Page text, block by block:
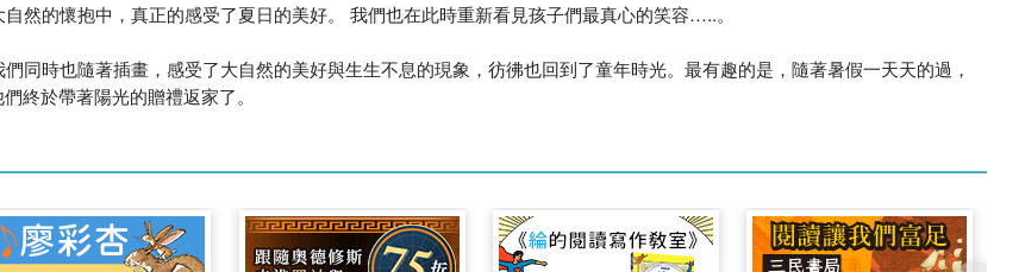
然的懷抱中，真正的感受了夏日的美好。 我們也在此時重新看見孩子們最真心的笑容…..。
同時也隨著插畫，感受了大自然的美好與生生不息的現象，彷彿也回到了童年時光。最有趣的是，隨著暑假一天天的過，
終於帶著陽光的贈禮返家了。